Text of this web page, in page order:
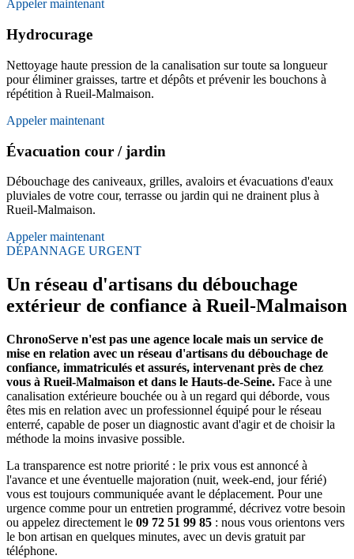
Appeler maintenant
Hydrocurage
Nettoyage haute pression de la canalisation sur toute sa longueur
pour éliminer graisses, tartre et dépôts et prévenir les bouchons à
répétition à Rueil-Malmaison.
Appeler maintenant
Évacuation cour / jardin
Débouchage des caniveaux, grilles, avaloirs et évacuations d'eaux
pluviales de votre cour, terrasse ou jardin qui ne drainent plus à
Rueil-Malmaison.
Appeler maintenant
DÉPANNAGE URGENT
Un réseau d'artisans du débouchage
extérieur de confiance à Rueil-Malmaison
ChronoServe n'est pas une agence locale mais un service de
mise en relation avec un réseau d'artisans du débouchage de
confiance, immatriculés et assurés, intervenant près de chez
vous à Rueil-Malmaison et dans le Hauts-de-Seine. Face à une
canalisation extérieure bouchée ou à un regard qui déborde, vous
êtes mis en relation avec un professionnel équipé pour le réseau
enterré, capable de poser un diagnostic avant d'agir et de choisir la
méthode la moins invasive possible.
La transparence est notre priorité : le prix vous est annoncé à
l'avance et une éventuelle majoration (nuit, week-end, jour férié)
vous est toujours communiquée avant le déplacement. Pour une
urgence comme pour un entretien programmé, décrivez votre besoin
ou appelez directement le 09 72 51 99 85 : nous vous orientons vers
le bon artisan en quelques minutes, avec un devis gratuit par
téléphone.